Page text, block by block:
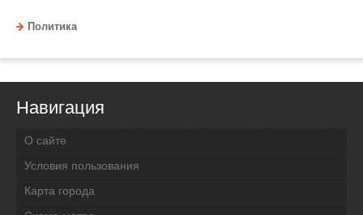
Политика
Навигация
О сайте
Условия пользования
Карта города